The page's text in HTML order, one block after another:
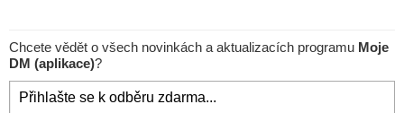
Chcete vědět o všech novinkách a aktualizacích programu Moje
DM (aplikace)?
Přihlašte se k odběru zdarma...